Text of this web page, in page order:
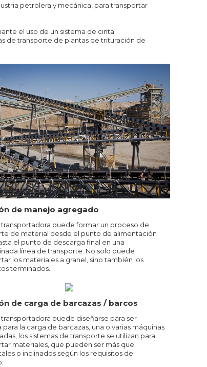
petrolera y mecánica, para transportar
el uso de un sistema de cinta
de transporte de plantas de trituración de
de manejo agregado
transportadora puede formar un proceso de
de material desde el punto de alimentación
el punto de descarga final en una
línea de transporte. No solo puede
los materiales a granel, sino también los
terminados.
de carga de barcazas / barcos
transportadora puede diseñarse para ser
para la carga de barcazas, una o varias máquinas
los sistemas de transporte se utilizan para
materiales, que pueden ser más que
o inclinados según los requisitos del